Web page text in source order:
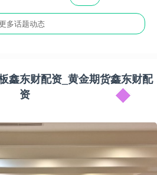
多话题动态
鑫东财配资_黄金期货鑫东财配
资